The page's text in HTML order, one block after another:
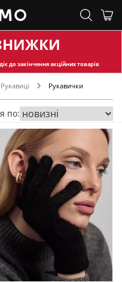
до закінчення акційних товарів
Рукавиці Рукавички
по: